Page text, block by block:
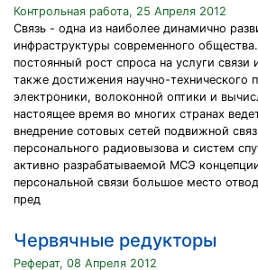
Контрольная работа, 25 Апреля 2012
Связь - одна из наиболее динамично
инфраструктуры современного
постоянный рост спроса на услуги
также достижения научно-технического
электроники, волоконной оптики и
настоящее время во многих странах
внедрение сотовых сетей подвижной
персонального радиовызова и систем
активно разрабатываемой МСЭ
персональной связи большое место
пред
Червячные редукторы
Реферат, 08 Апреля 2012